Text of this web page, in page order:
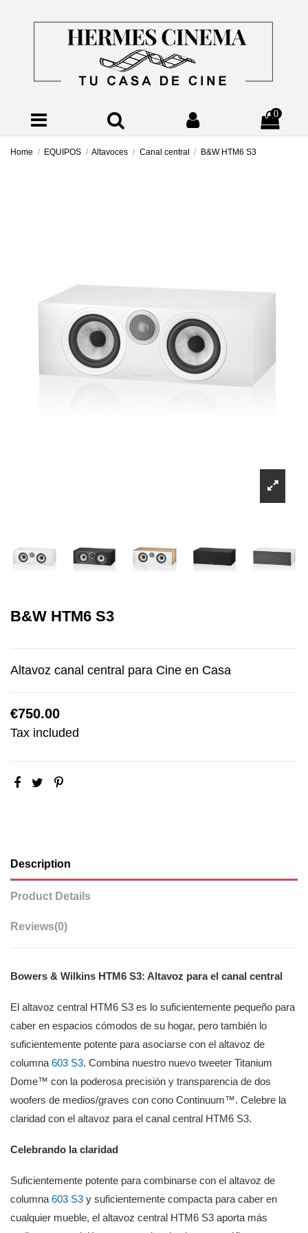
0
Home EQUIPOS Altavoces Canal central B&W HTM6 S3
B&W HTM6 S3
Altavoz canal central para Cine en Casa
€750.00
Tax included
Description
Product Details
Reviews(0)
Bowers & Wilkins HTM6 S3: Altavoz para el canal central
El altavoz central HTM6 S3 es lo suficientemente pequeño para
caber en espacios cómodos de su hogar, pero también lo
suficientemente potente para asociarse con el altavoz de
columna 603 S3. Combina nuestro nuevo tweeter Titanium
Dome™ con la poderosa precisión y transparencia de dos
woofers de medios/graves con cono Continuum™. Celebre la
claridad con el altavoz para el canal central HTM6 S3.
Celebrando la claridad
Suficientemente potente para combinarse con el altavoz de
columna 603 S3 y suficientemente compacta para caber en
cualquier mueble, el altavoz central HTM6 S3 aporta más